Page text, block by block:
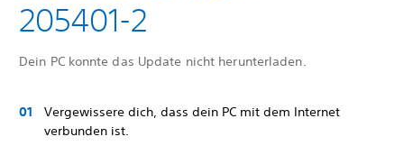
205401-2
Dein PC konnte das Update nicht herunterladen.
Vergewissere dich, dass dein PC mit dem Internet
verbunden ist.